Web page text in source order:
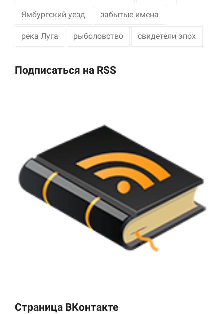
Ямбургский уезд забытые имена
река Луга рыболовство свидетели эпох
Подписаться на RSS
Страница ВКонтакте